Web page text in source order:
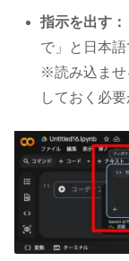
指示を出す：
で」と日本語
※読み込ませ
しておく必要